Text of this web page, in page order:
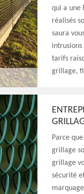
qui a une
réalisés
saura
intrusions
tarifs
grillage,
Parce
grillage
grillage
sécurité